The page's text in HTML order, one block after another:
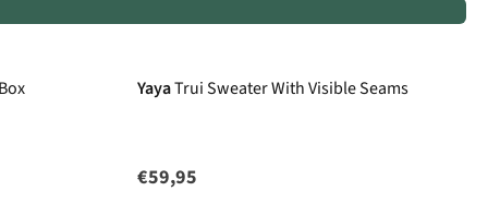
YayaTrui Sweater With Visible Seams
€59,95